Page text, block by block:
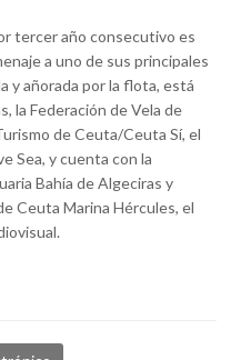
tercer año consecutivo es
a uno de sus principales
y añorada por la flota, está
la Federación de Vela de
de Ceuta/Ceuta Sí, el
Sea, y cuenta con la
Bahía de Algeciras y
Ceuta Marina Hércules, el